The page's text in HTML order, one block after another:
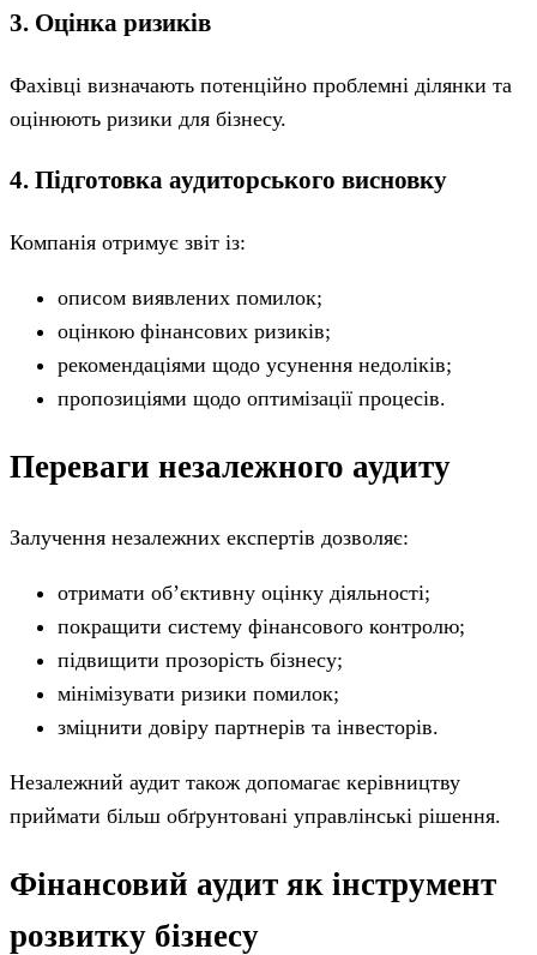
3. Оцінка ризиків
Фахівці визначають потенційно проблемні ділянки та
оцінюють ризики для бізнесу.
4. Підготовка аудиторського висновку
Компанія отримує звіт із:
описом виявлених помилок;
оцінкою фінансових ризиків;
рекомендаціями щодо усунення недоліків;
пропозиціями щодо оптимізації процесів.
Переваги незалежного аудиту
Залучення незалежних експертів дозволяє:
отримати об’єктивну оцінку діяльності;
покращити систему фінансового контролю;
підвищити прозорість бізнесу;
мінімізувати ризики помилок;
зміцнити довіру партнерів та інвесторів.
Незалежний аудит також допомагає керівництву
приймати більш обґрунтовані управлінські рішення.
Фінансовий аудит як інструмент
розвитку бізнесу